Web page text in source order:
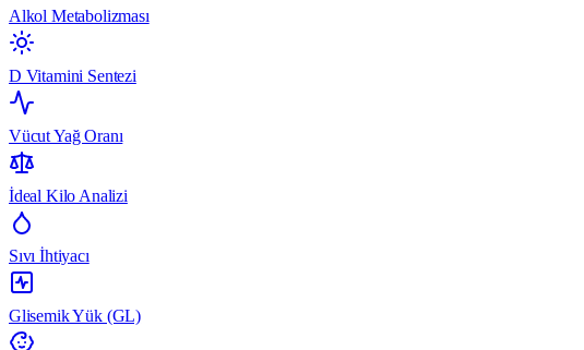
Alkol Metabolizması
D Vitamini Sentezi
Vücut Yağ Oranı
İdeal Kilo Analizi
Sıvı İhtiyacı
Glisemik Yük (GL)